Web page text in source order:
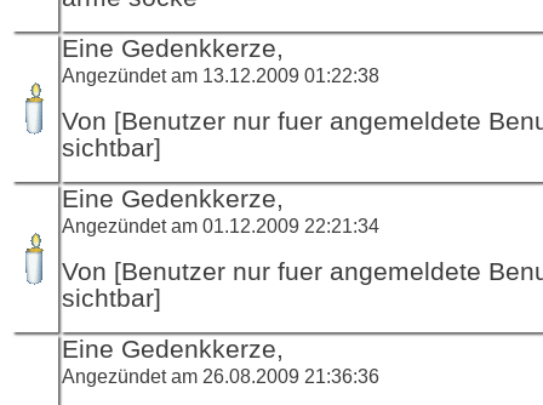
Eine Gedenkkerze,
Angezündet am 13.12.2009 01:22:38
Von [Benutzer nur fuer angemeldete
sichtbar]
Eine Gedenkkerze,
Angezündet am 01.12.2009 22:21:34
Von [Benutzer nur fuer angemeldete
sichtbar]
Eine Gedenkkerze,
Angezündet am 26.08.2009 21:36:36